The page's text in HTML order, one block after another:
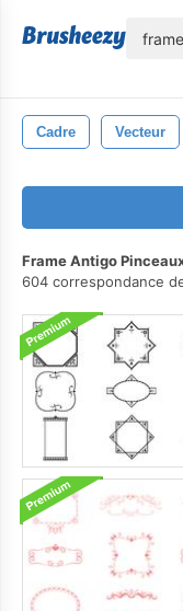
Cadre Vecteur
Frame Antigo
604 correspondance